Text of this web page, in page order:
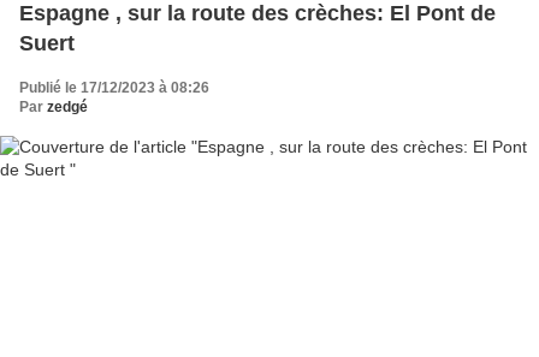
Espagne , sur la route des crèches: El Pont de
Suert
Publié le 17/12/2023 à 08:26
Par zedgé